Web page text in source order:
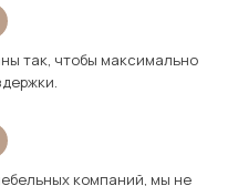
так, чтобы максимально
компаний, мы не